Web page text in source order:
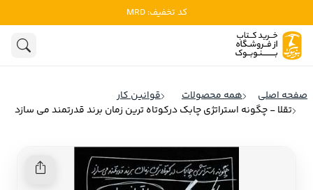
کد تخفیف: MRD
ادبیات
روانشناسی
ادبیات آمریکا
ادبیات فرانسه
ادبیات ایتالیا
صفحه اصلی همه محصولات
قوانین کار
تقلا - چگونه استراتژی چابک درکوتاه ترین زمان برند قدرتمند می سازد